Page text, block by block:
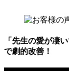
「先生の愛が凄
で劇的改善！